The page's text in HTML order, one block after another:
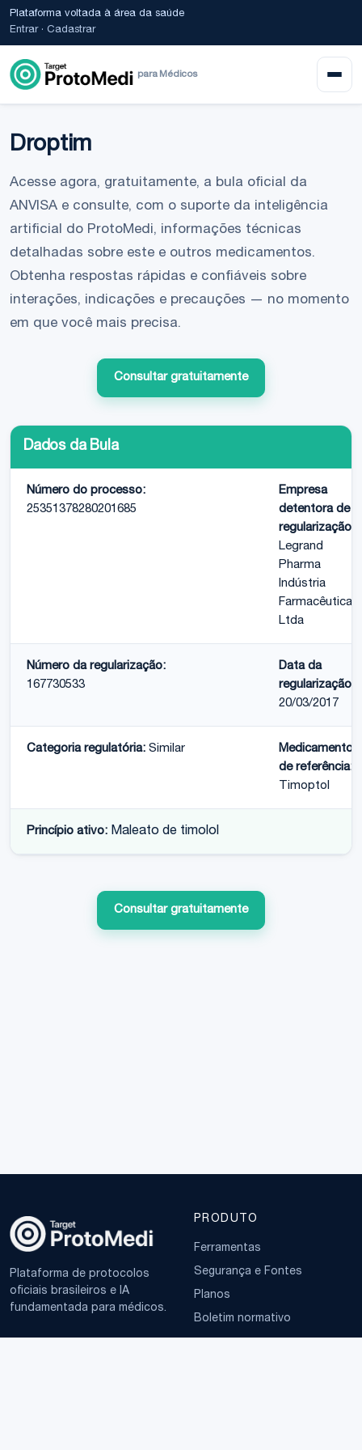
Plataforma voltada à área da saúde
Entrar· Cadastrar
para Médicos
Droptim
Acesse agora, gratuitamente, a bula oficial da
ANVISA e consulte, com o suporte da inteligência
artificial do ProtoMedi, informações técnicas
detalhadas sobre este e outros medicamentos.
Obtenha respostas rápidas e confiáveis sobre
interações, indicações e precauções — no momento
em que você mais precisa.
Consultar gratuitamente
Dados da Bula
Número do processo:
25351378280201685
Empresa
detentora de
regularização:
Legrand
Pharma
Indústria
Farmacêutica
Ltda
Número da regularização:
167730533
Data da
regularização:
20/03/2017
Categoria regulatória: Similar
Medicamento
de referência:
Timoptol
Princípio ativo: Maleato de timolol
Consultar gratuitamente
Plataforma de protocolos
oficiais brasileiros e IA
fundamentada para médicos.
PRODUTO
Ferramentas
Segurança e Fontes
Planos
Boletim normativo